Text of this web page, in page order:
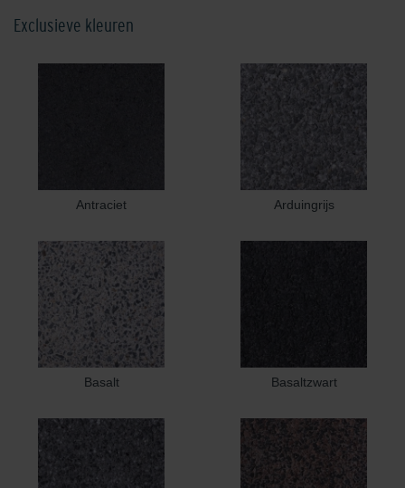
Exclusieve kleuren
Antraciet Arduingrijs
Basalt Basaltzwart